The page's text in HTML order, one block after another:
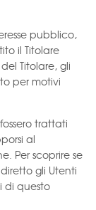
pubblico,
il Titolare
Titolare, gli
per motivi
trattati
al
Per scoprire se
gli Utenti
di questo